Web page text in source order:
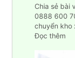
Chia sẻ bài
0888 600
chuyển kho
Đọc thêm